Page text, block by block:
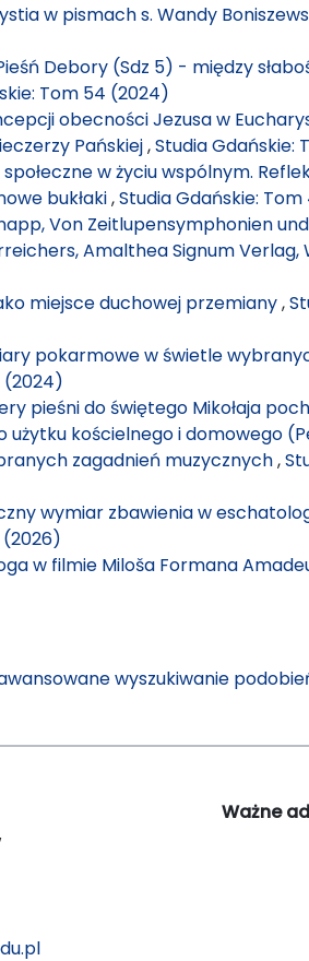
w pismach s. Wandy
Debory (Sdz 5) - między
Tom 54 (2024)
obecności Jezusa w
Pańskiej,Studia Gdańskie:
społeczne w życiu wspólnym.
bukłaki,Studia Gdańskie:
Von Zeitlupensymphonien
Amalthea Signum Verlag,
miejsce duchowej przemiany,
pokarmowe w świetle
(2024)
pieśni do świętego Mikołaja
kościelnego i domowego
zagadnień muzycznych,
wymiar zbawienia w
(2026)
w filmie Miloša Formana
wyszukiwanie
Ważne